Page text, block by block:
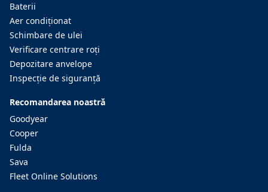
Baterii
Aer condiţionat
Schimbare de ulei
Verificare centrare roţi
Depozitare anvelope
Inspecţie de siguranţă
Recomandarea noastră
Goodyear
Cooper
Fulda
Sava
Fleet Online Solutions